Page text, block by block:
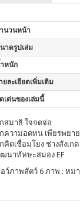
นวนหน้า
าดรูปเล่ม
หนัก
ยละเอียดเพิ่มเติม
เด่นของเล่มนี้
สมาธิ ใจจดจ่อ
ความอดทน เพียรพยา
คิดเชื่อมโยง ช่างสังเกต
นาทัหษะสมอง EF
ว์ภาพสัตว์ 6 ภาพ : หม